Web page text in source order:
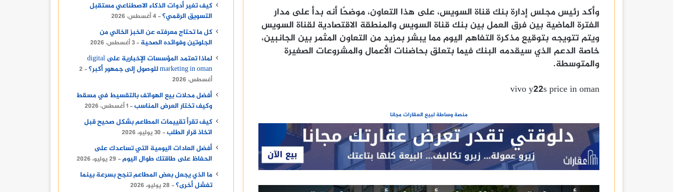
وأكد رئيس مجلس إدارة بنك قناة السويس، على هذا التعاون، موضحًا أنه بدأ على مدار
الفترة الماضية بين فرق العمل بين بنك قناة السويس والمنطقة الاقتصادية لقناة السويس
ويتم تتويجه بتوقيع مذكرة التفاهم اليوم مما يبشر بمزيد من التعاون المثمر بين الجانبين،
خاصة الدعم الذي سيقدمه البنك فيما بتعلق بحاضنات الأعمال والمشروعات الصغيرة
والمتوسطة.
vivo y22s price in oman
منصة وساطة لبيع العقارات مجانا
كيف تغير أدوات الذكاء الاصطناعي مستقبل
التسويق الرقمي؟
4 أغسطس، 2026
كل ما تحتاج معرفته عن الخبز الخالي من
الجلوتين وفوائده الصحية
3 أغسطس، 2026
لماذا تعتمد المؤسسات الإخبارية على digital
marketing in oman للوصول إلى جمهور أكبر؟
2
أغسطس، 2026
أفضل محلات بيع الهواتف بالتقسيط في مسقط
وكيف تختار العرض المناسب
1 أغسطس، 2026
كيف تقرأ تقييمات المطاعم بشكل صحيح قبل
اتخاذ قرار الطلب
30 يوليو، 2026
أفضل العادات اليومية التي تساعدك على
الحفاظ على طاقتك طوال اليوم
29 يوليو، 2026
ما الذي يجعل بعض المطاعم تنجح بسرعة بينما
تفشل أخرى؟
28 يوليو، 2026